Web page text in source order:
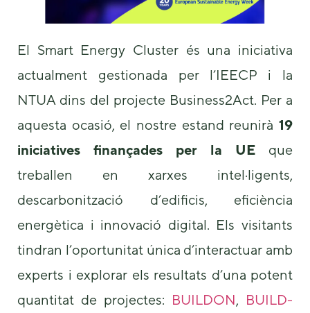
El Smart Energy Cluster és una iniciativa
actualment gestionada per l’IEECP i la
NTUA dins del projecte Business2Act. Per a
aquesta ocasió, el nostre estand reunirà 19
iniciatives finançades per la UE que
treballen en xarxes intel·ligents,
descarbonització d’edificis, eficiència
energètica i innovació digital. Els visitants
tindran l’oportunitat única d’interactuar amb
experts i explorar els resultats d’una potent
quantitat de projectes: BUILDON, BUILD-
In order for
to perform
possible
during your
visit. If you
refuse these
cookies,
some
will
from the
website.
Marketing
By sharing